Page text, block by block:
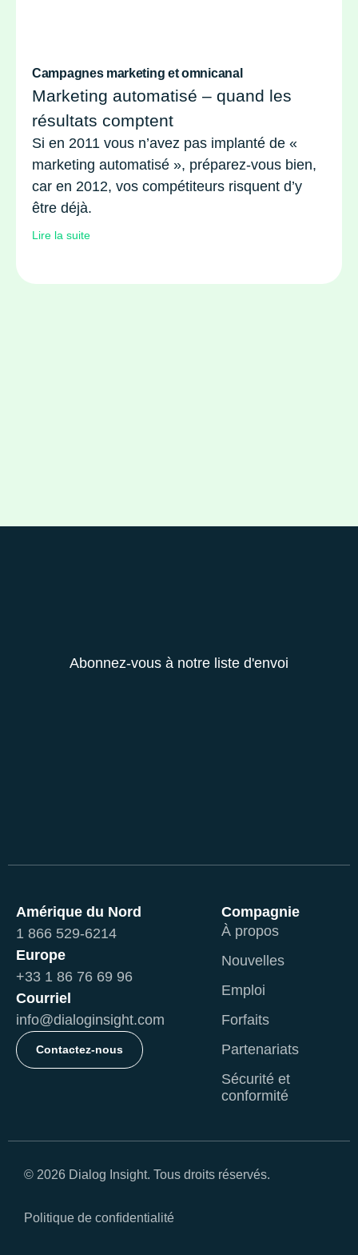
Campagnes marketing et omnicanal
Marketing automatisé – quand les
résultats comptent
Si en 2011 vous n’avez pas implanté de «
marketing automatisé », préparez-vous bien,
car en 2012, vos compétiteurs risquent d’y
être déjà.
Lire la suite
Abonnez-vous à notre liste d'envoi
Amérique du Nord
1 866 529-6214
Europe
+33 1 86 76 69 96
Courriel
info@dialoginsight.com
Contactez-nous
Compagnie
À propos
Nouvelles
Emploi
Forfaits
Partenariats
Sécurité et
conformité
© 2026 Dialog Insight. Tous droits réservés.
Politique de conﬁdentialité